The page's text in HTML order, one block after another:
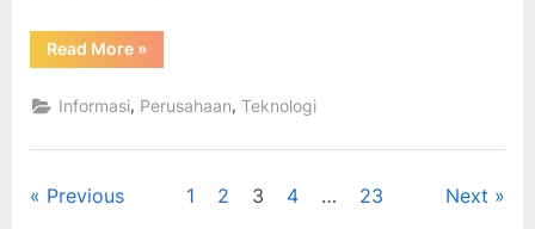
Read More“Tren
Teknologi
Yang
Akan
Tahun
»
Informasi, Perusahaan,Teknologi
Posts
Previous 1 2 3 4 … 23 Next